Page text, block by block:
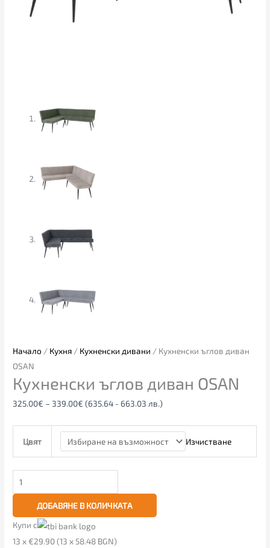
Начало / Кухня / Кухненски дивани / Кухненски ъглов диван
OSAN
Кухненски ъглов диван OSAN
325.00€ – 339.00€ (635.64 - 663.03 лв.)
Цвят Изчистване
ДОБАВЯНЕ В КОЛИЧКАТА
Купи с
13 x €29.90 (13 x 58.48 BGN)